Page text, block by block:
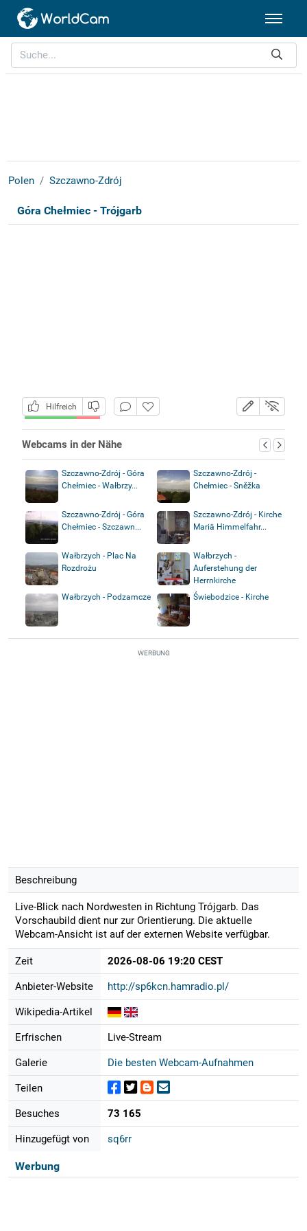
Polen Szczawno-Zdrój
Góra Chełmiec - Trójgarb
Hilfreich
Webcams in der Nähe
Szczawno-Zdrój - Góra
Chełmiec - Wałbrzy...
Szczawno-Zdrój -
Chełmiec - Sněžka
Szczawno-Zdrój - Góra
Chełmiec - Szczawn...
Szczawno-Zdrój - Kirche
Mariä Himmelfahr...
Wałbrzych - Plac Na
Rozdrożu
Wałbrzych -
Auferstehung der
Herrnkirche
Wałbrzych - Podzamcze
Świebodzice - Kirche
WERBUNG
Beschreibung
Live-Blick nach Nordwesten in Richtung Trójgarb. Das
Vorschaubild dient nur zur Orientierung. Die aktuelle
Webcam-Ansicht ist auf der externen Website verfügbar.
Zeit 2026-08-06 19:20 CEST
Anbieter-Website http://sp6kcn.hamradio.pl/
Wikipedia-Artikel
Erfrischen Live-Stream
Galerie Die besten Webcam-Aufnahmen
Teilen
Besuches 73 165
Hinzugefügt von sq6rr
Werbung